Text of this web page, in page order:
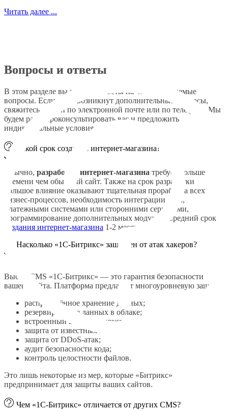
Читать далее ...
Вопросы и ответы
В этом разделе вы найдёте ответы на часто задаваемые
вопросы. Если у вас возникнут дополнительные вопросы,
свяжитесь с нами по электронной почте или по телефону. Мы
будем рады проконсультировать вас и предложить
индивидуальные условия сотрудничества.
Какой срок создания интернет-магазина?
Обычно, разработка интернет-магазина требует больше
времени чем обычный сайт. Также на срок разработки
большое влияние оказывают тщательная проработка всех
бизнес-процессов, необходимость интеграции с 1С,
платежными системами или сторонними сервисами,
программирование дополнительных модулей. Средний срок
создания интернет-магазина 1-2 месяца.
Насколько «1С-Битрикс» защищен от атак хакеров?
Выбор CMS «1С-Битрикс» — это гарантия безопасности
вашего сайта. Платформа предлагает многоуровневую защиту:
распределённое хранение данных;
резервирование данных в облаке;
встроенный веб-антивирус;
защита от известных атак;
защита от DDoS-атак;
аудит безопасности кода;
контроль целостности файлов.
Это лишь некоторые из мер, которые «Битрикс»
предпринимает для защиты ваших сайтов.
Чем «1С-Битрикс» отличается от других CMS?